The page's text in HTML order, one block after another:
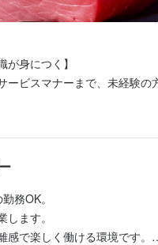
が身につく】
ービスマナーまで、未経験
メニューのご提供を担当して
しい知識や技術、資格などが
、ぜひ私たちと一緒に働きま
務OK。
ます。
で楽しく働ける環境です。
が身につく】
ーター・主婦(夫)など幅広
す。学ぶ意欲のある方には
嬉しい待遇】
り、まかないや食事補助、
型・ネイル・ピアスも自由！
が身につく】
ーター・主婦(夫)など幅広
す。学ぶ意欲のある方には
嬉しい待遇】
り、まかないや食事補助、
型・ネイル・ピアスも自由！
が身につく】
ービスマナーまで、未経験
＆嬉しい待遇】
り、まかないや食事補助、
型・ネイル・ピアスも自由！